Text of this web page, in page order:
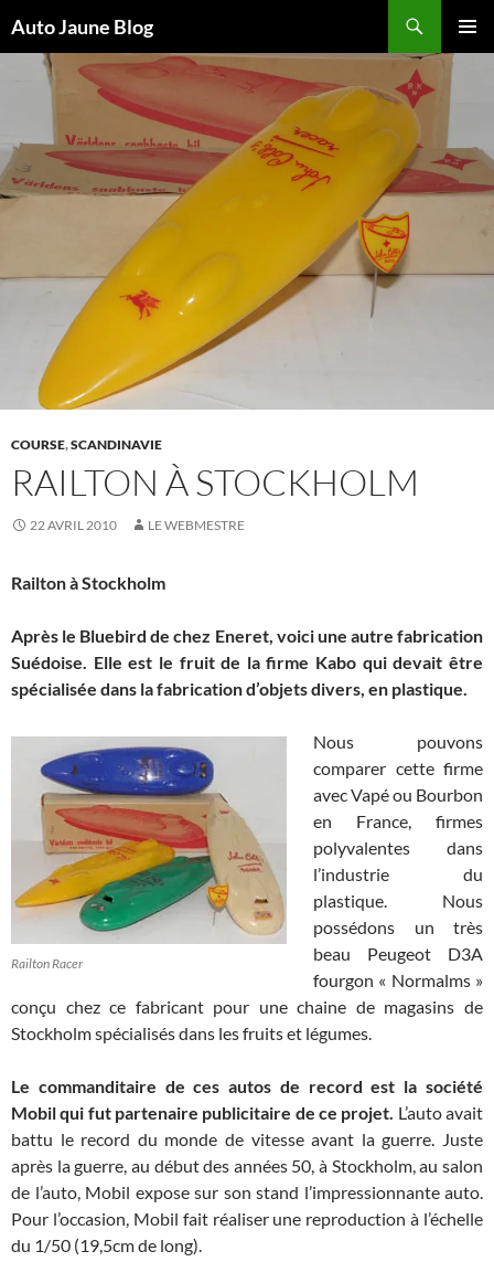
Auto Jaune Blog
CONTENU
COURSE,SCANDINAVIE
RAILTON À STOCKHOLM
22 AVRIL 2010 LE WEBMESTRE
Railton à Stockholm
Après le Bluebird de chez Eneret, voici une autre fabrication
Suédoise. Elle est le fruit de la firme Kabo qui devait être
spécialisée dans la fabrication d’objets divers, en plastique.
Railton Racer
Nous pouvons
comparer cette firme
avec Vapé ou Bourbon
en France, firmes
polyvalentes dans
l’industrie du
plastique. Nous
possédons un très
beau Peugeot D3A
fourgon « Normalms »
conçu chez ce fabricant pour une chaine de magasins de
Stockholm spécialisés dans les fruits et légumes.
Le commanditaire de ces autos de record est la société
Mobil qui fut partenaire publicitaire de ce projet. L’auto avait
battu le record du monde de vitesse avant la guerre. Juste
après la guerre, au début des années 50, à Stockholm, au salon
de l’auto, Mobil expose sur son stand l’impressionnante auto.
Pour l’occasion, Mobil fait réaliser une reproduction à l’échelle
du 1/50 (19,5cm de long).